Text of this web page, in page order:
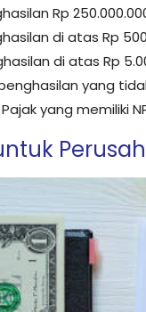
Rp
di atas Rp
di atas Rp
yang
yang memiliki